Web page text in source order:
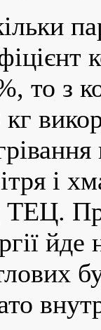
то з
і
ТЕЦ.
йде